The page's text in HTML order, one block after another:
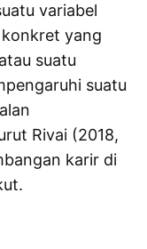
variabel
yang
suatu
suatu
Rivai (2018,
karir di